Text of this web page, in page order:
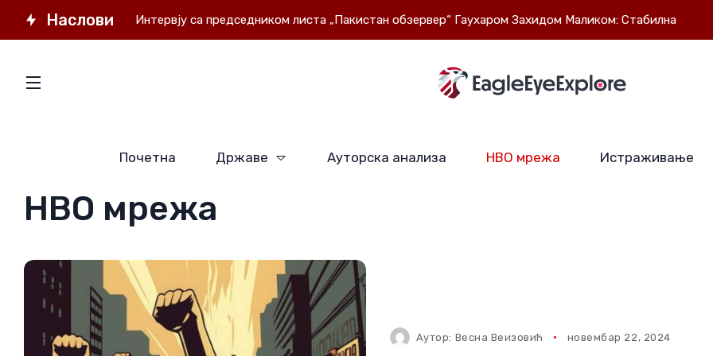
НасловиИнтервју са председником листа „Пакистан обзервер“ Гаухаром Захидом Маликом: Стабилна Евроазија је у
Почетна Државе Ауторска анализа НВО мрежа Истраживање
НВО мрежа
Аутор: Весна Веизовић новембар 22, 2024